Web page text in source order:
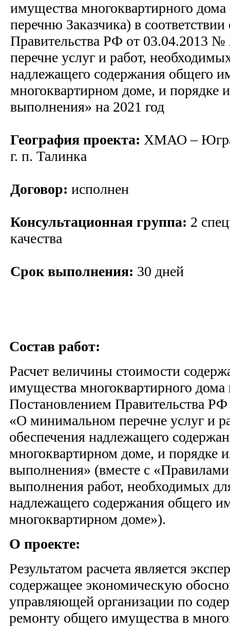
имущества многоквартирного
перечню Заказчика) в
Правительства РФ от 03.04.2013
перечне услуг и работ,
надлежащего содержания общего
многоквартирном доме, и порядке
выполнения» на 2021 год
География проекта: ХМАО –
г. п. Талинка
Договор: исполнен
Консультационная группа: 2
качества
Срок выполнения: 30 дней
Состав работ:
Расчет величины стоимости
имущества многоквартирного дома
Постановлением Правительства
«О минимальном перечне услуг и
обеспечения надлежащего
многоквартирном доме, и порядке
выполнения» (вместе с «Правилами
выполнения работ, необходимых
надлежащего содержания общего
многоквартирном доме»).
О проекте:
Результатом расчета является
содержащее экономическую
управляющей организации по
ремонту общего имущества в